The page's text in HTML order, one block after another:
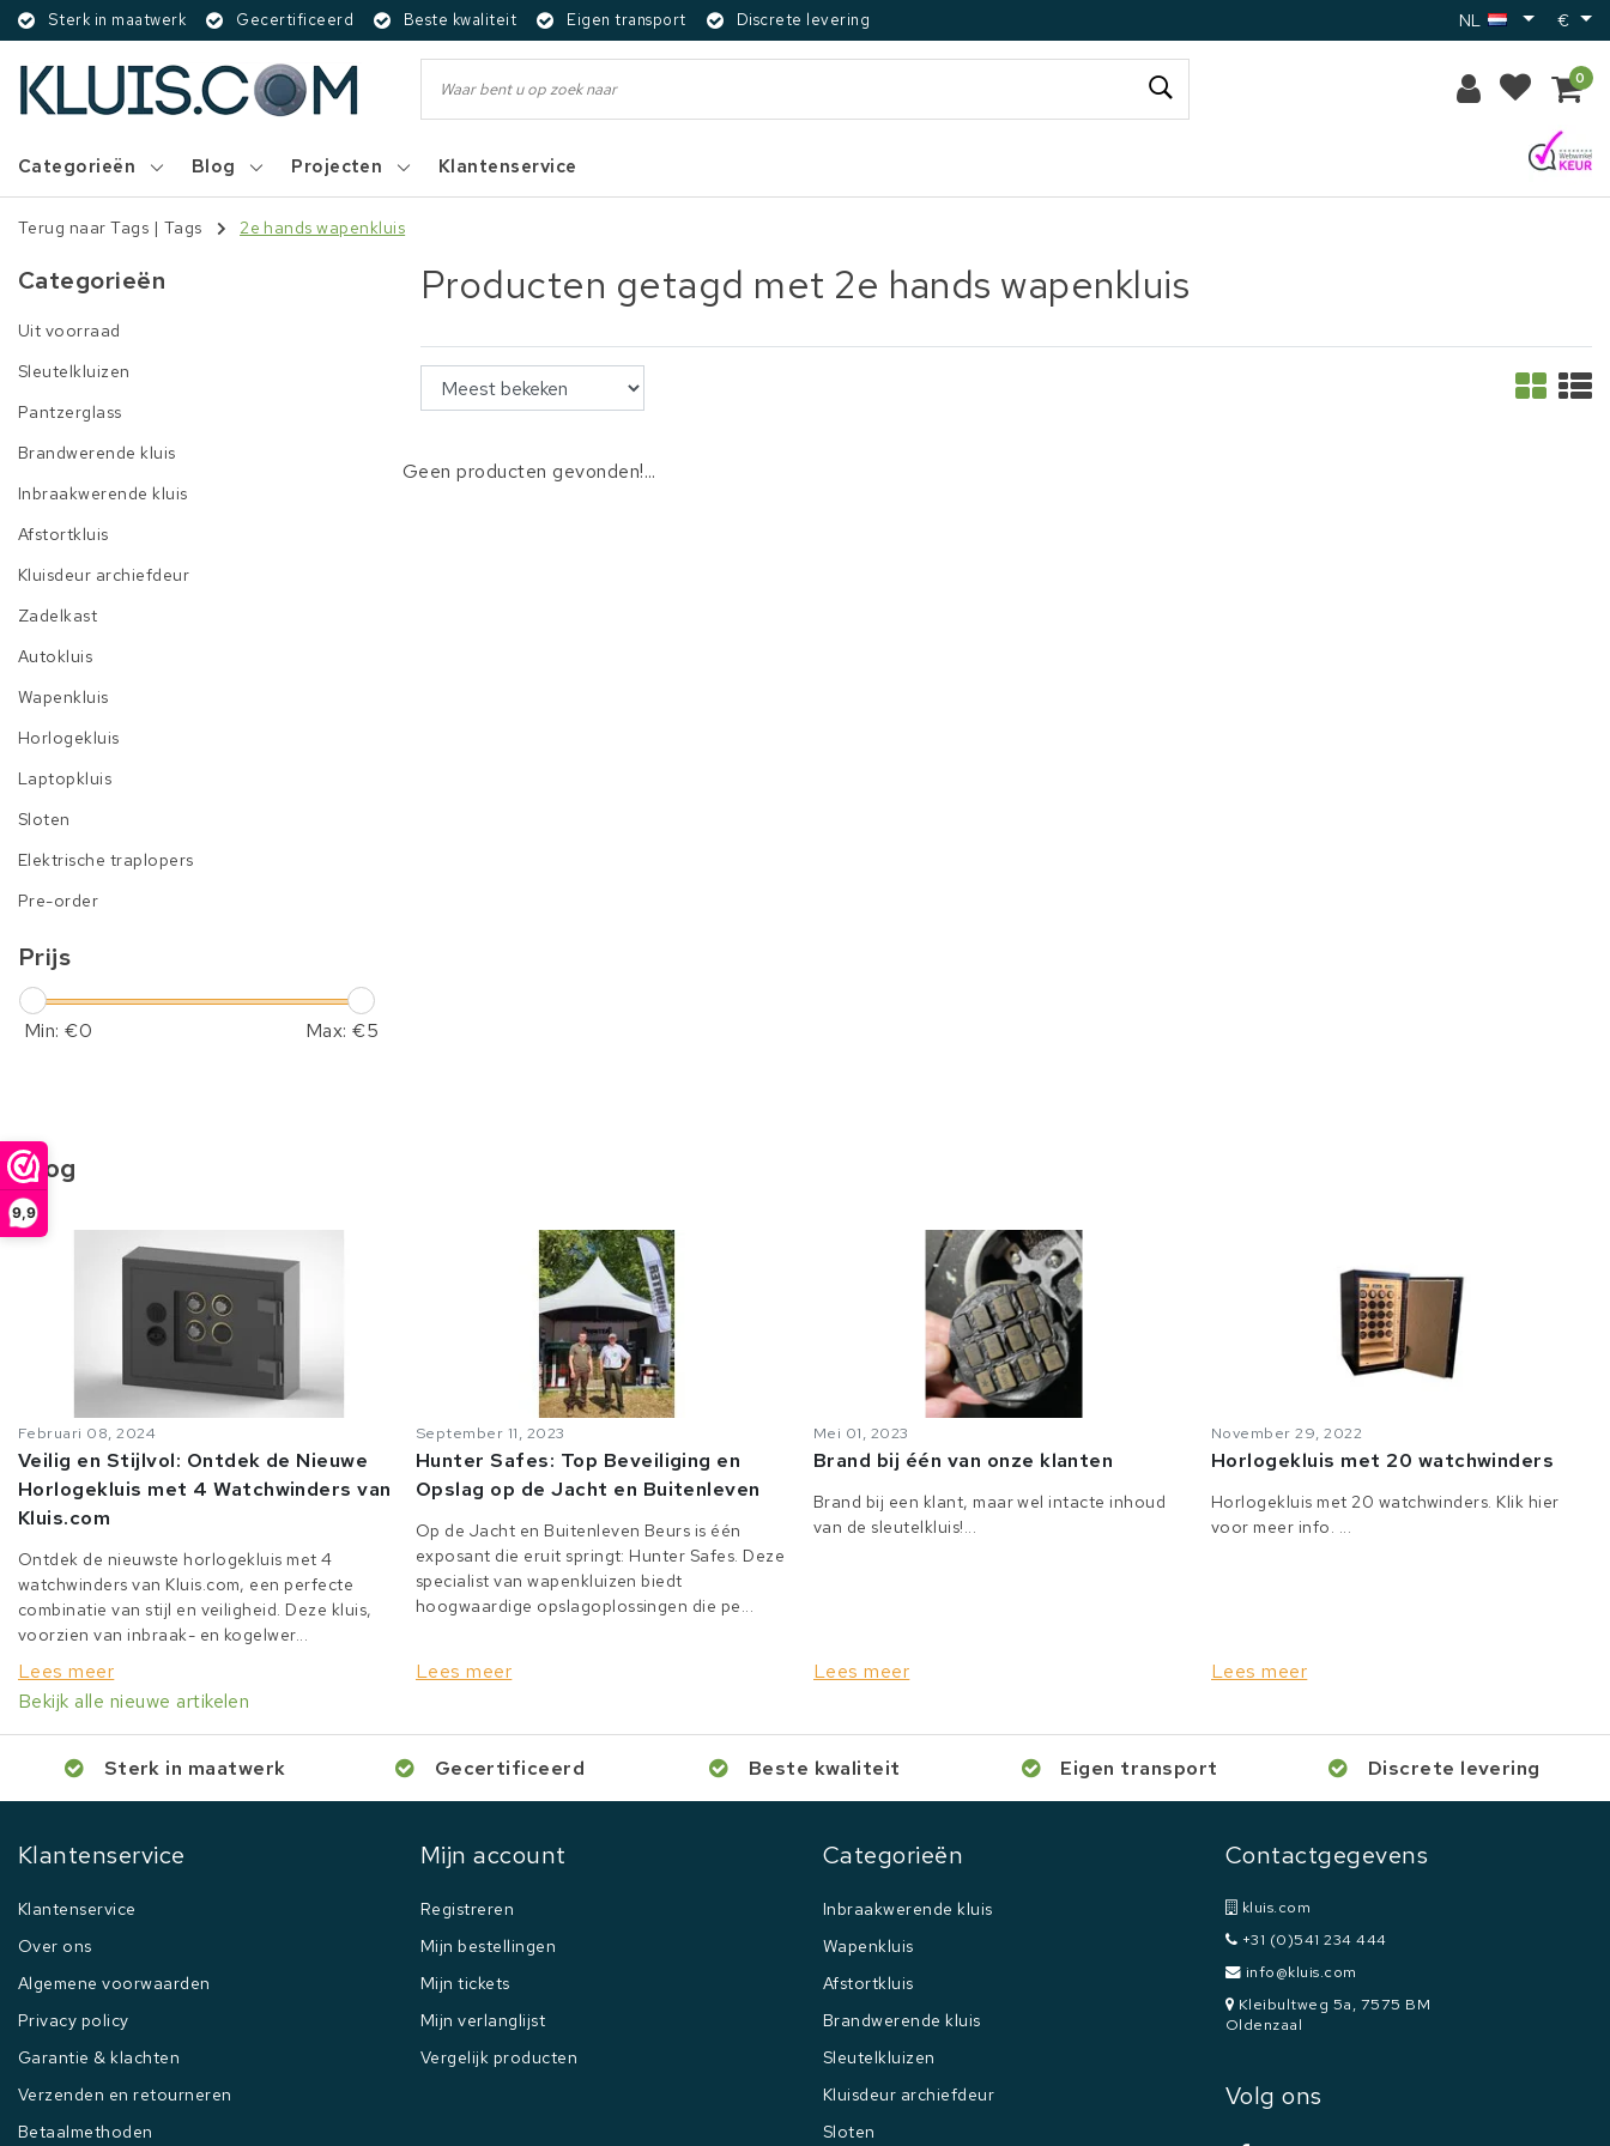
9,9
Sterk in maatwerk Gecertificeerd Beste kwaliteit Eigen transport Discrete levering NL €
0
Categorieën Blog Projecten Klantenservice
Terug naar Tags | Tags 2e hands wapenkluis
Categorieën
Uit voorraad
Sleutelkluizen
Pantzerglass
Brandwerende kluis
Inbraakwerende kluis
Afstortkluis
Kluisdeur archiefdeur
Zadelkast
Autokluis
Wapenkluis
Horlogekluis
Laptopkluis
Sloten
Elektrische traplopers
Pre-order
Prijs
Min: €0 Max: €5
Producten getagd met 2e hands wapenkluis
Geen producten gevonden!...
Blog
Februari 08, 2024
Veilig en Stijlvol: Ontdek de Nieuwe
Horlogekluis met 4 Watchwinders van
Kluis.com
Ontdek de nieuwste horlogekluis met 4
watchwinders van Kluis.com, een perfecte
combinatie van stijl en veiligheid. Deze kluis,
voorzien van inbraak- en kogelwer...
Lees meer
September 11, 2023
Hunter Safes: Top Beveiliging en
Opslag op de Jacht en Buitenleven
Op de Jacht en Buitenleven Beurs is één
exposant die eruit springt: Hunter Safes. Deze
specialist van wapenkluizen biedt
hoogwaardige opslagoplossingen die pe...
Lees meer
Mei 01, 2023
Brand bij één van onze klanten
Brand bij een klant, maar wel intacte inhoud
van de sleutelkluis!...
Lees meer
November 29, 2022
Horlogekluis met 20 watchwinders
Horlogekluis met 20 watchwinders. Klik hier
voor meer info. ...
Lees meer
Bekijk alle nieuwe artikelen
Sterk in maatwerk Gecertificeerd Beste kwaliteit Eigen transport Discrete levering
Klantenservice
Klantenservice
Over ons
Algemene voorwaarden
Privacy policy
Garantie & klachten
Verzenden en retourneren
Betaalmethoden
Mijn account
Registreren
Mijn bestellingen
Mijn tickets
Mijn verlanglijst
Vergelijk producten
Categorieën
Inbraakwerende kluis
Wapenkluis
Afstortkluis
Brandwerende kluis
Sleutelkluizen
Kluisdeur archiefdeur
Sloten
Contactgegevens
kluis.com
+31 (0)541 234 444
info@kluis.com
Kleibultweg 5a, 7575 BM
Oldenzaal
Volg ons